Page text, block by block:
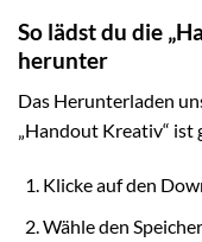
So lädst du die
herunter
Das Herunterladen
„Handout Kreativ“ ist
Klicke auf den
Wähle den